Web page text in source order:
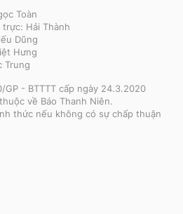
Toàn
Hải Thành
Dũng
Hưng
Trung
GP - BTTTT cấp ngày 24.3.2020
về Báo Thanh Niên.
thức nếu không có sự chấp thuận